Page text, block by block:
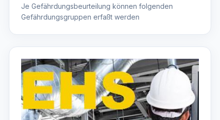
Je Gefährdungsbeurteilung können folgenden
Gefährdungsgruppen erfaßt werden